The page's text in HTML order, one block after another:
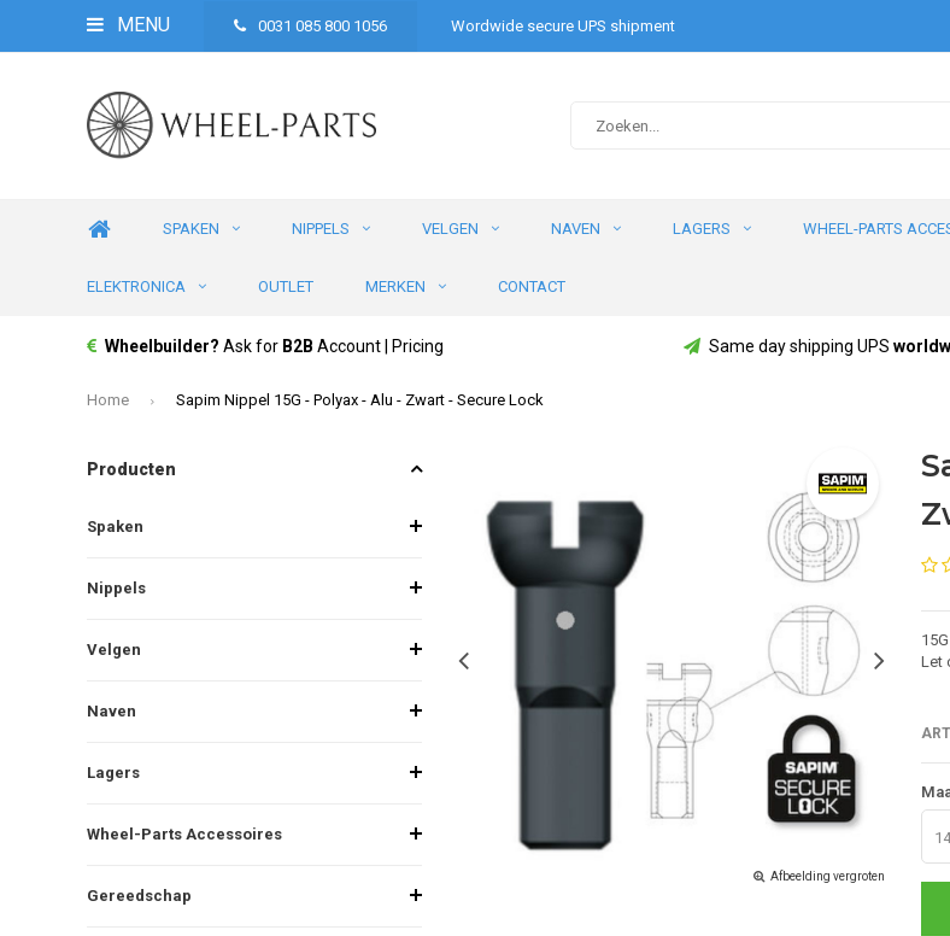
MENU 0031 085 800 1056 Wordwide secure UPS shipment
SPAKEN NIPPELS VELGEN NAVEN LAGERS WHEEL-PARTS
ELEKTRONICA OUTLET MERKEN CONTACT
Wheelbuilder? Ask for B2B Account | Pricing Same day shipping UPS
Home Sapim Nippel 15G - Polyax - Alu - Zwart - Secure Lock
Producten
Spaken
Nippels
Velgen
Naven
Lagers
Wheel-Parts Accessoires
Gereedschap
Afbeelding vergroten
Let